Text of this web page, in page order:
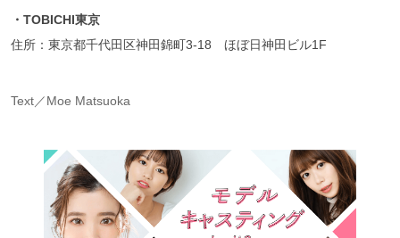
・TOBICHI東京
住所：東京都千代田区神田錦町3-18 ほぼ日神田ビル1F
Text／Moe Matsuoka